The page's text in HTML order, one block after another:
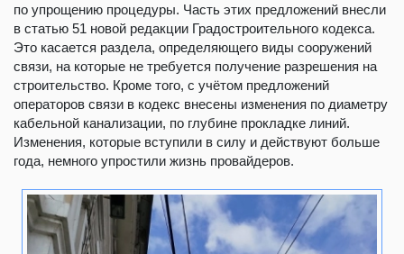
по упрощению процедуры. Часть этих предложений внесли
в статью 51 новой редакции Градостроительного кодекса.
Это касается раздела, определяющего виды сооружений
связи, на которые не требуется получение разрешения на
строительство. Кроме того, с учётом предложений
операторов связи в кодекс внесены изменения по диаметру
кабельной канализации, по глубине прокладке линий.
Изменения, которые вступили в силу и действуют больше
года, немного упростили жизнь провайдеров.